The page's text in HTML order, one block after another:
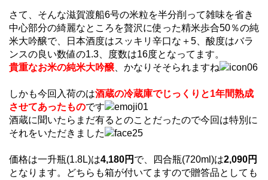
さて、そんな滋賀渡船6号の米粒を半分削って雑味を省き
中心部分の綺麗なところを贅沢に使った精米歩合50％の純
米大吟醸で、日本酒度はスッキリ辛口な＋5、酸度はバラ
ンスの良い数値の1.3、度数は16度となってます。
貴重なお米の純米大吟醸 、かなりそそられますね
しかも今回入荷のは酒蔵の冷蔵庫でじっくりと1年間熟成
させてあったものです
酒蔵に聞いたらまだ有るとのことだったので今回は特別に
それをいただきました
価格は一升瓶(1.8L)は4,180円 で、四合瓶(720ml)は2,090円
となります。どちらも箱が付いてますので贈答品としても